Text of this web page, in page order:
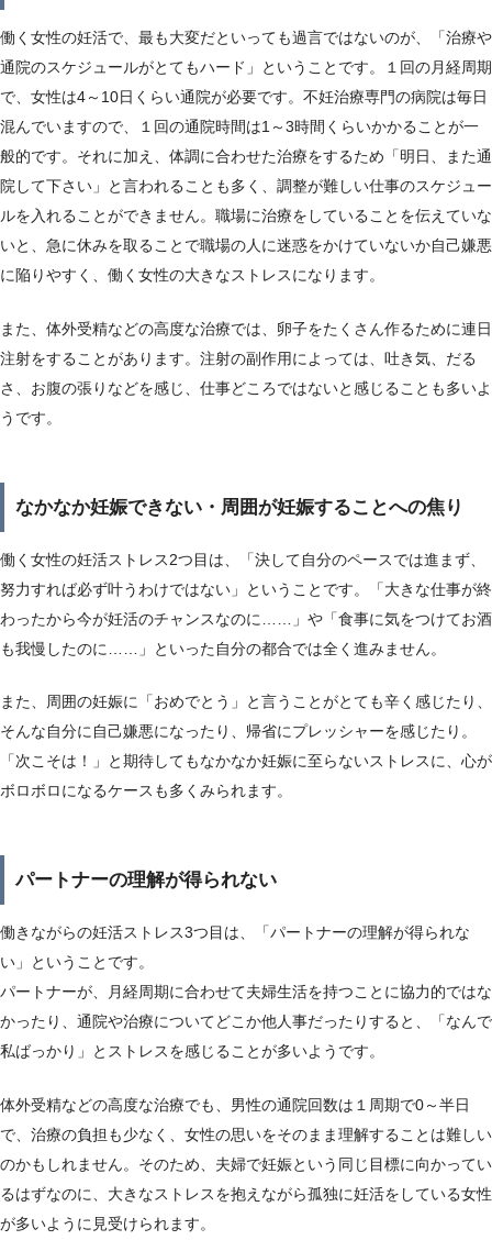
働く女性の妊活で、最も大変だといっても過言ではないのが、「治療や
通院のスケジュールがとてもハード」ということです。１回の月経周期
で、女性は4～10日くらい通院が必要です。不妊治療専門の病院は毎日
混んでいますので、１回の通院時間は1～3時間くらいかかることが一
般的です。それに加え、体調に合わせた治療をするため「明日、また通
院して下さい」と言われることも多く、調整が難しい仕事のスケジュー
ルを入れることができません。職場に治療をしていることを伝えていな
いと、急に休みを取ることで職場の人に迷惑をかけていないか自己嫌悪
に陥りやすく、働く女性の大きなストレスになります。
また、体外受精などの高度な治療では、卵子をたくさん作るために連日
注射をすることがあります。注射の副作用によっては、吐き気、だる
さ、お腹の張りなどを感じ、仕事どころではないと感じることも多いよ
うです。
なかなか妊娠できない・周囲が妊娠することへの焦り
働く女性の妊活ストレス2つ目は、「決して自分のペースでは進まず、
努力すれば必ず叶うわけではない」ということです。「大きな仕事が終
わったから今が妊活のチャンスなのに……」や「食事に気をつけてお酒
も我慢したのに……」といった自分の都合では全く進みません。
また、周囲の妊娠に「おめでとう」と言うことがとても辛く感じたり、
そんな自分に自己嫌悪になったり、帰省にプレッシャーを感じたり。
「次こそは！」と期待してもなかなか妊娠に至らないストレスに、心が
ボロボロになるケースも多くみられます。
パートナーの理解が得られない
働きながらの妊活ストレス3つ目は、「パートナーの理解が得られな
い」ということです。
パートナーが、月経周期に合わせて夫婦生活を持つことに協力的ではな
かったり、通院や治療についてどこか他人事だったりすると、「なんで
私ばっかり」とストレスを感じることが多いようです。
体外受精などの高度な治療でも、男性の通院回数は１周期で0～半日
で、治療の負担も少なく、女性の思いをそのまま理解することは難しい
のかもしれません。そのため、夫婦で妊娠という同じ目標に向かってい
るはずなのに、大きなストレスを抱えながら孤独に妊活をしている女性
が多いように見受けられます。